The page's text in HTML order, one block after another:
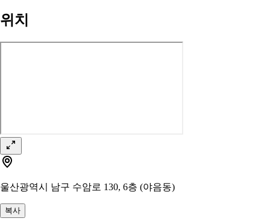
위치
울산광역시 남구 수암로 130, 6층 (야음동)
복사